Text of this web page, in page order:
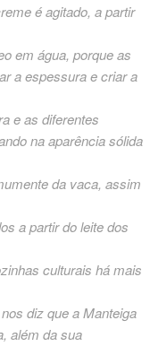
é agitado, a partir
em água, porque as
a espessura e criar a
e as diferentes
na aparência sólida
da vaca, assim
a partir do leite dos
culturais há mais
diz que a Manteiga
além da sua